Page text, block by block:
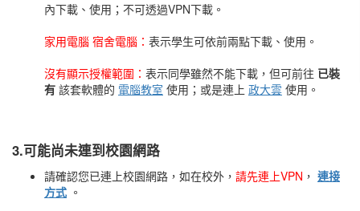
內下載、使用；不可透過VPN下載。
家用電腦 宿舍電腦： 表示學生可依前兩點下載、使用。
沒有顯示授權範圍： 表示同學雖然不能下載，但可前往 已裝
有 該套軟體的 電腦教室 使用；或是連上 政大雲 使用。
3.可能尚未連到校園網路
請確認您已連上校園網路，如在校外， 請先連上VPN ， 連接
方式 。